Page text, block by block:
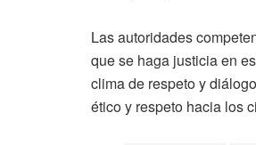
Las autoridades
que se haga justicia en
clima de respeto y
ético y respeto hacia los